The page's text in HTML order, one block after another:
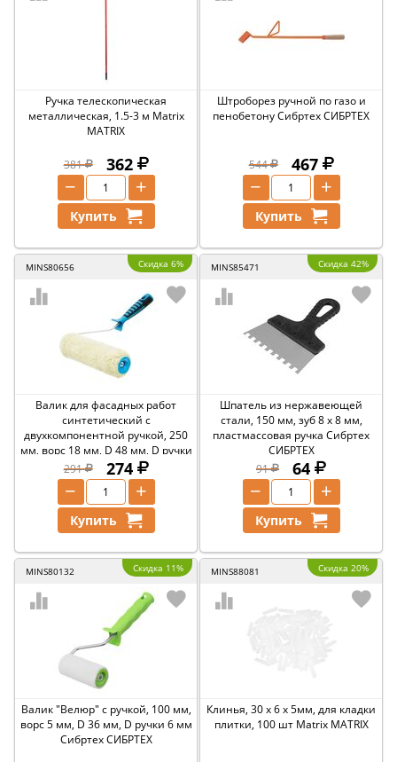
Ручка телескопическая
металлическая, 1.5-3 м Matrix
MATRIX
381 362
+
−
Купить
Штроборез ручной по газо и
пенобетону Сибртех СИБРТЕХ
544 467
+
−
Купить
MINS80656 Скидка 6%
Валик для фасадных работ
синтетический с
двухкомпонентной ручкой, 250
мм, ворс 18 мм, D 48 мм, D ручки
6 мм, полиакрил Matrix MATRIX
291 274
+
−
Купить
MINS85471 Скидка 42%
Шпатель из нержавеющей
стали, 150 мм, зуб 8 х 8 мм,
пластмассовая ручка Сибртех
СИБРТЕХ
91
64
+
−
Купить
MINS80132 Скидка 11%
Валик "Велюр" с ручкой, 100 мм,
ворс 5 мм, D 36 мм, D ручки 6 мм
Сибртех СИБРТЕХ
MINS88081 Скидка 20%
Клинья, 30 х 6 х 5мм, для кладки
плитки, 100 шт Matrix MATRIX